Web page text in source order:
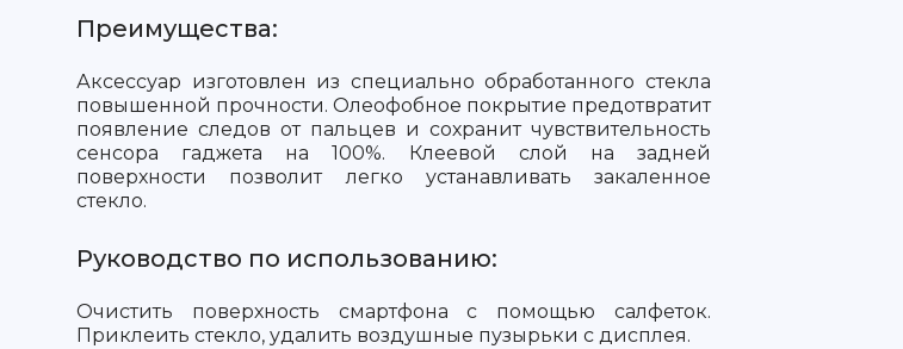
Преимущества:
Аксессуар изготовлен из специально обработанного стекла
повышенной прочности. Олеофобное покрытие предотвратит
появление следов от пальцев и сохранит чувствительность
сенсора гаджета на 100%. Клеевой слой на задней
поверхности позволит легко устанавливать закаленное
стекло.
Руководство по использованию:
Очистить поверхность смартфона с помощью салфеток.
Приклеить стекло, удалить воздушные пузырьки с дисплея.